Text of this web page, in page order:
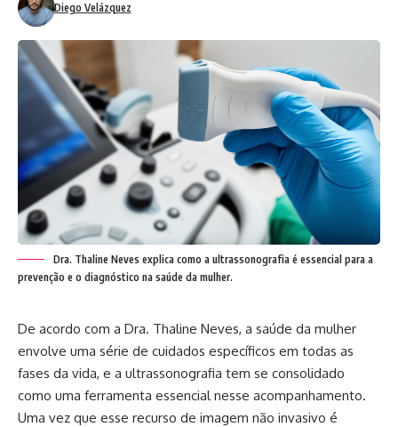
Diego Velázquez
Dra. Thaline Neves explica como a ultrassonografia é essencial para a
prevenção e o diagnóstico na saúde da mulher.
De acordo com a Dra. Thaline Neves, a saúde da mulher
envolve uma série de cuidados específicos em todas as
fases da vida, e a ultrassonografia tem se consolidado
como uma ferramenta essencial nesse acompanhamento.
Uma vez que esse recurso de imagem não invasivo é